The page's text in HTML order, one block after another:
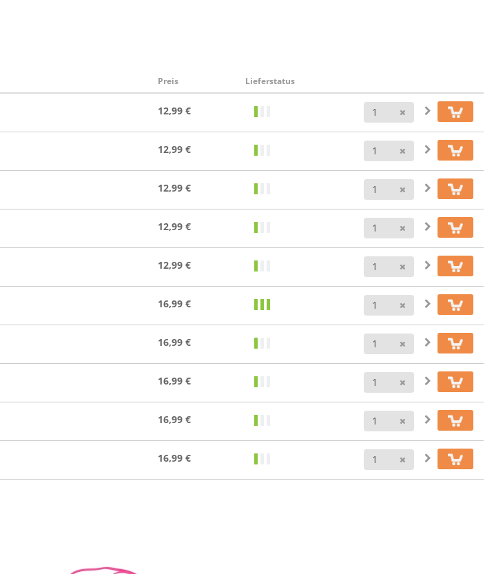
Preis Lieferstatus
12,99 € Anzahl
12,99 € Anzahl
12,99 € Anzahl
12,99 € Anzahl
12,99 € Anzahl
16,99 € Anzahl
16,99 € Anzahl
16,99 € Anzahl
16,99 € Anzahl
16,99 € Anzahl